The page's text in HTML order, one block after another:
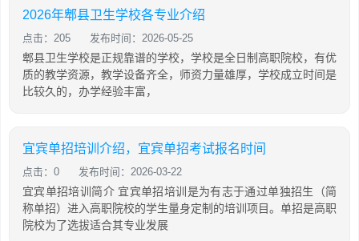
2026年郫县卫生学校各专业介绍
点击：205 发布时间：2026-05-25
郫县卫生学校是正规靠谱的学校，学校是全日制高职院校，有优
质的教学资源，教学设备齐全，师资力量雄厚，学校成立时间是
比较久的，办学经验丰富，
宜宾单招培训介绍，宜宾单招考试报名时间
点击：0 发布时间：2026-03-22
宜宾单招培训简介 宜宾单招培训是为有志于通过单独招生（简
称单招）进入高职院校的学生量身定制的培训项目。单招是高职
院校为了选拔适合其专业发展